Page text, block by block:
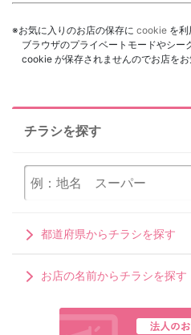
※お気に入りのお店の保存に cookie を利
ブラウザのプライベートモードやシー
cookie が保存されませんのでお店をお
チラシを探す
都道府県からチラシを探す
お店の名前からチラシを探す